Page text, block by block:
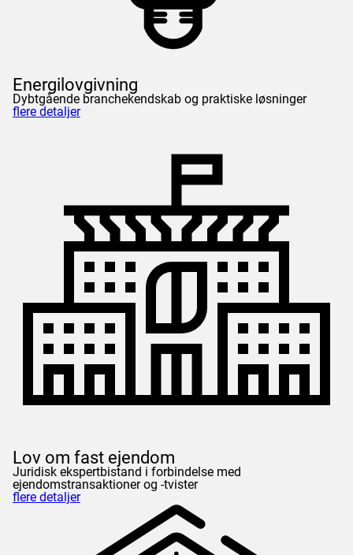
Energilovgivning
Dybtgående branchekendskab og praktiske løsninger
flere detaljer
Lov om fast ejendom
Juridisk ekspertbistand i forbindelse med
ejendomstransaktioner og -tvister
flere detaljer